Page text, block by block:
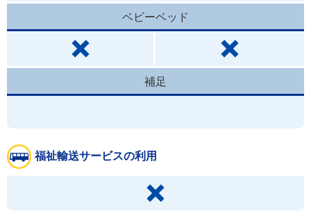
ベビーベッド
補足
福祉輸送サービスの利用